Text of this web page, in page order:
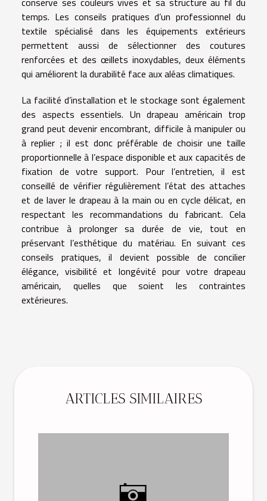
temps. Les conseils pratiques d’un professionnel du
textile spécialisé dans les équipements extérieurs
permettent aussi de sélectionner des coutures
renforcées et des œillets inoxydables, deux éléments
qui améliorent la durabilité face aux aléas climatiques.
La facilité d’installation et le stockage sont également
des aspects essentiels. Un drapeau américain trop
grand peut devenir encombrant, difficile à manipuler ou
à replier ; il est donc préférable de choisir une taille
proportionnelle à l’espace disponible et aux capacités de
fixation de votre support. Pour l’entretien, il est
conseillé de vérifier régulièrement l’état des attaches
et de laver le drapeau à la main ou en cycle délicat, en
respectant les recommandations du fabricant. Cela
contribue à prolonger sa durée de vie, tout en
préservant l’esthétique du matériau. En suivant ces
conseils pratiques, il devient possible de concilier
élégance, visibilité et longévité pour votre drapeau
américain, quelles que soient les contraintes
extérieures.
ARTICLES SIMILAIRES